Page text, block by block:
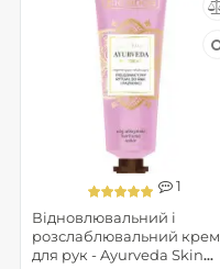
1
Відновлювальний і
розслаблювальний крем
для рук - Ayurveda Skin